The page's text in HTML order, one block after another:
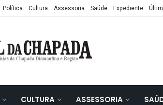
Política Cultura Assessoria Saúde Expediente
CULTURA ASSESSORIA